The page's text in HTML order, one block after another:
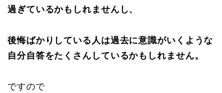
過ぎているかもしれませんし、
後悔ばかりしている人は過去に意識がいくような
自分自答をたくさんしているかもしれません。
ですので